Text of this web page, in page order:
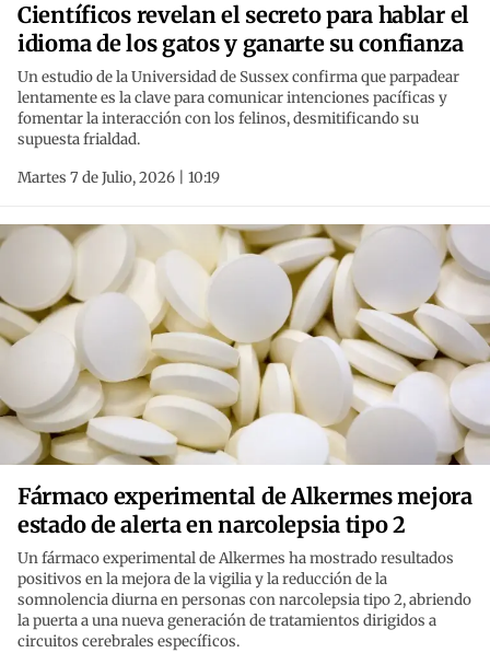
Científicos revelan el secreto para hablar el
idioma de los gatos y ganarte su confianza
Un estudio de la Universidad de Sussex confirma que parpadear
lentamente es la clave para comunicar intenciones pacíficas y
fomentar la interacción con los felinos, desmitificando su
supuesta frialdad.
Martes 7 de Julio, 2026 | 10:19
Fármaco experimental de Alkermes mejora
estado de alerta en narcolepsia tipo 2
Un fármaco experimental de Alkermes ha mostrado resultados
positivos en la mejora de la vigilia y la reducción de la
somnolencia diurna en personas con narcolepsia tipo 2, abriendo
la puerta a una nueva generación de tratamientos dirigidos a
circuitos cerebrales específicos.